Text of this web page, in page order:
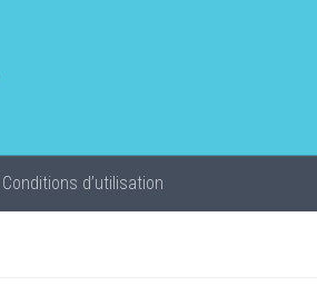
Conditions d’utilisation